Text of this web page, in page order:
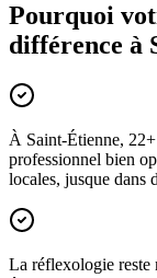
Pourquoi
différence à
À Saint-Étienne,
professionnel bien
locales, jusque dans
La réflexologie reste